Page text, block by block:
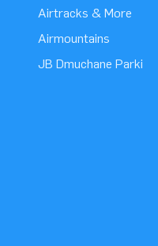
Airtracks & More
Airmountains
JB Dmuchane Parki